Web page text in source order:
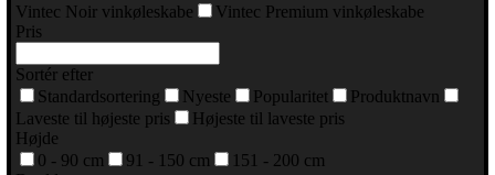
Vintec Noir vinkøleskabe
Vintec Premium vinkøleskabe
Pris
Sortér efter
Standardsortering
Nyeste Popularitet
Produktnavn
Laveste til højeste pris
Højeste til laveste pris
Højde
0 - 90 cm
91 - 150 cm
151 - 200 cm